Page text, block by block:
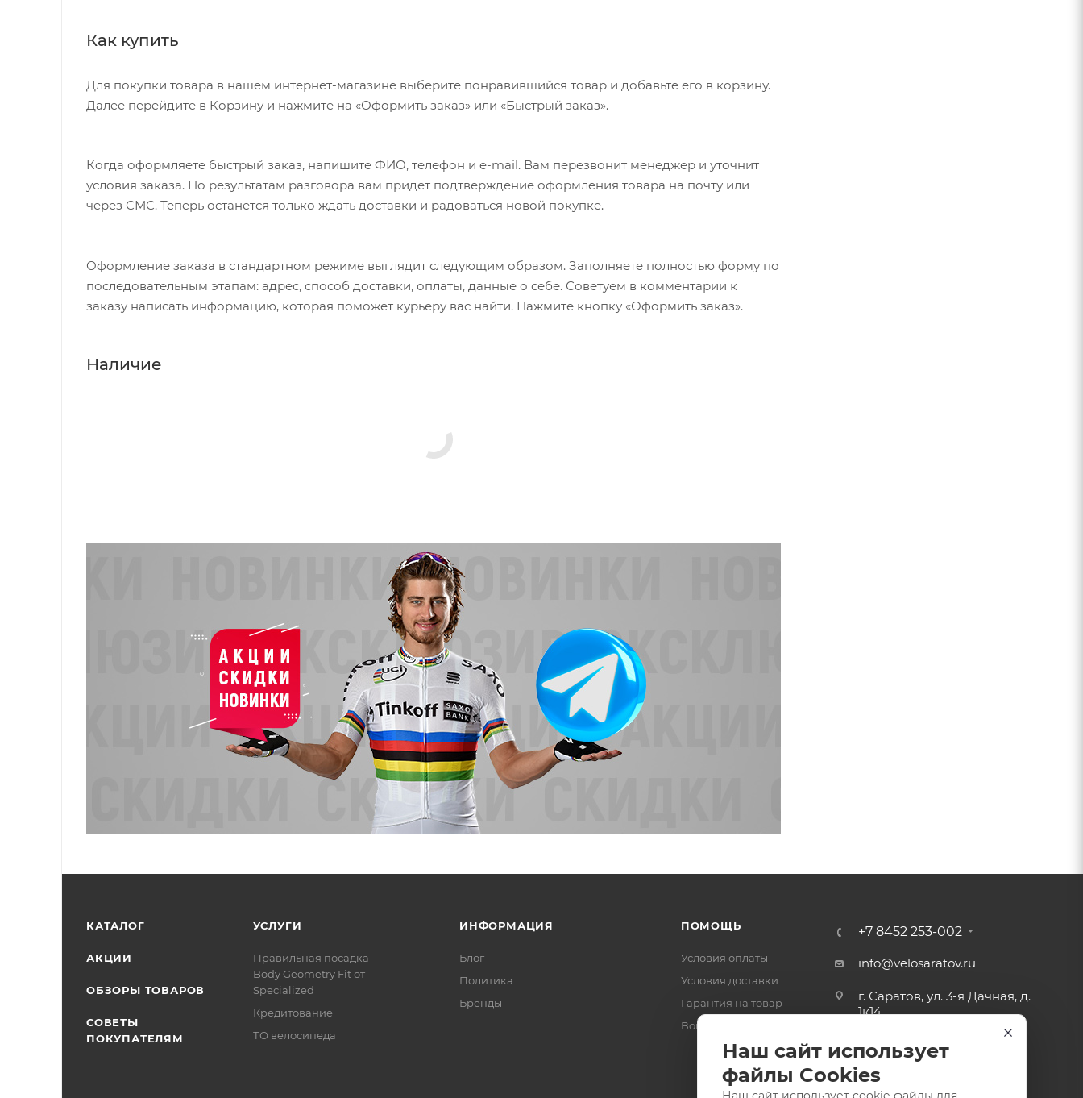
Как купить
Для покупки товара в нашем интернет-магазине выберите понравившийся товар и добавьте его в корзину.
Далее перейдите в Корзину и нажмите на «Оформить заказ» или «Быстрый заказ».
Когда оформляете быстрый заказ, напишите ФИО, телефон и e-mail. Вам перезвонит менеджер и уточнит
условия заказа. По результатам разговора вам придет подтверждение оформления товара на почту или
через СМС. Теперь останется только ждать доставки и радоваться новой покупке.
Оформление заказа в стандартном режиме выглядит следующим образом. Заполняете полностью форму по
последовательным этапам: адрес, способ доставки, оплаты, данные о себе. Советуем в комментарии к
заказу написать информацию, которая поможет курьеру вас найти. Нажмите кнопку «Оформить заказ».
Наличие
КАТАЛОГ
АКЦИИ
ОБЗОРЫ ТОВАРОВ
СОВЕТЫ
ПОКУПАТЕЛЯМ
УСЛУГИ
Правильная посадка
Body Geometry Fit от
Specialized
Кредитование
ТО велосипеда
ИНФОРМАЦИЯ
Блог
Политика
Бренды
ПОМОЩЬ
Условия оплаты
Условия доставки
Гарантия на товар
Вопрос-ответ
+7 8452 253-002
info@velosaratov.ru
г. Саратов, ул. 3-я Дачная, д.
1к14
Наш сайт использует
файлы Cookies